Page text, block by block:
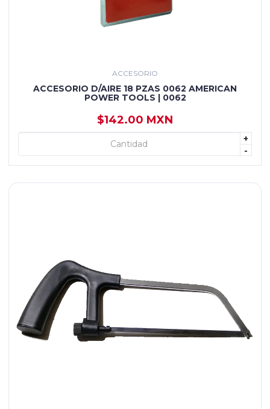
ACCESORIO
ACCESORIO D/AIRE 18 PZAS 0062 AMERICAN
POWER TOOLS | 0062
$142.00 MXN
+
-
+ AGREGAR